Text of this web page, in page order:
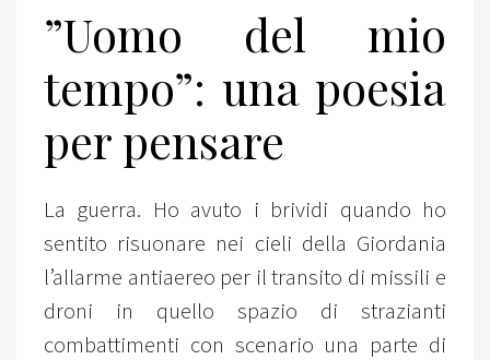
”Uomo del mio
tempo”: una poesia
per pensare
La guerra. Ho avuto i brividi quando ho
sentito risuonare nei cieli della Giordania
l’allarme antiaereo per il transito di missili e
droni in quello spazio di strazianti
combattimenti con scenario una parte di